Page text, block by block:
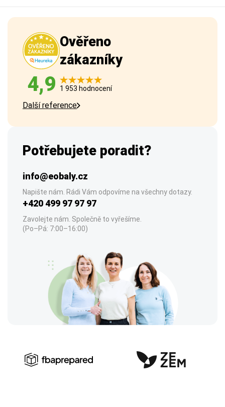
Ověřeno
zákazníky
4,9 1 953 hodnocení
Další reference
Potřebujete poradit?
info@eobaly.cz
Napište nám. Rádi Vám odpovíme na všechny dotazy.
+420 499 97 97 97
Zavolejte nám. Společně to vyřešíme.
(Po–Pá: 7:00–16:00)